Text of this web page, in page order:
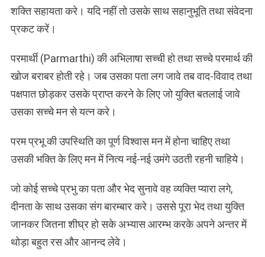
शक्ति सहायता करे। यदि नहीं तो उसके साथ सहानुभूति तथा संवेदना
प्रकट करें।
परमार्थी (Parmarthi) की अभिलाषा सच्ची हो तथा सच्चे परमार्थ की
खोज बराबर होती रहे। जब उसका पता लग जावे तब वाद-विवाद तथा
पक्षपात छोड़कर उसके प्राप्त करने के लिए जो युक्ति बतलाई जावे
उसका सच्चे मन से यत्न करे।
परम प्रभू की उपस्थिति का पूर्ण विश्वास मन में होना चाहिए तथा
उसकी भक्ति के लिए मन में नित्य नई-नई उमंगे उठती रहनी चाहिये।
जो कोई सच्चे प्रभु का पता और भेद सुनावे वह व्यक्ति प्यारा लगे,
दीनता के साथ उसका संग बारम्बार करे। उससे पूरा भेद तथा युक्ति
जानकर जितना शीघ्र हो सके अभ्यास आरम्भ करके अपने अन्तर में
थोड़ा बहुत रस और आनन्द लेवे।